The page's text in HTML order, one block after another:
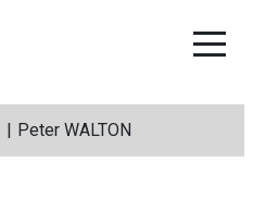
Peter WALTON